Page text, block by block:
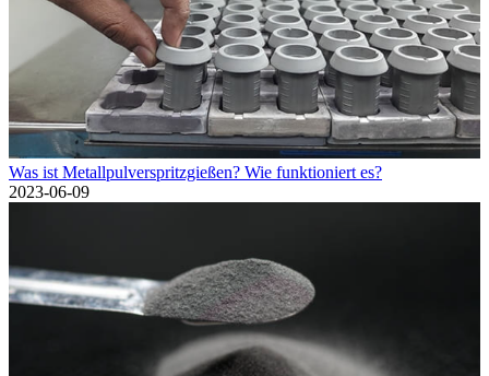
Was ist Metallpulverspritzgießen? Wie funktioniert es?
2023-06-09